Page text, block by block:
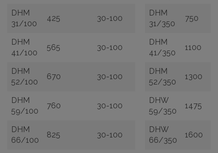
DHM
31/100
425 30-100
DHM
31/350
750
DHM
41/100
565 30-100
DHM
41/350
1100
DHM
52/100
670 30-100
DHM
52/350
1300
DHM
59/100
760 30-100
DHW
59/350
1475
DHM
66/100
825 30-100
DHW
66/350
1600